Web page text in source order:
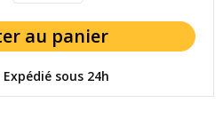
Expédié sous 24h